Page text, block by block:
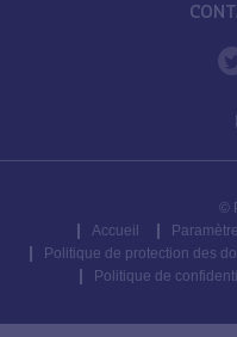
©
Accueil
Politique de protection des
Politique de